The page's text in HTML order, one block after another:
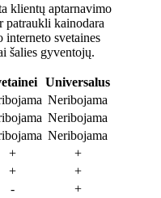
klientų aptarnavimo
patraukli kainodara
interneto svetaines
šalies gyventojų.
Universalus
Neribojama
Neribojama
Neribojama
+
+
+
+
-
+